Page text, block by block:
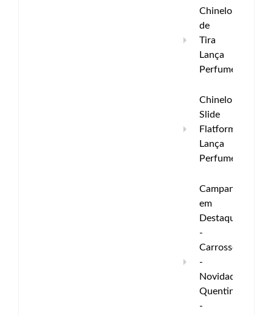
Chinelo
de
Tira
Lança
Perfume
Chinelo
Slide
Flatform
Lança
Perfume
Campanha
em
Destaque
-
Carrossel
-
Novidades
Quentinhas
-